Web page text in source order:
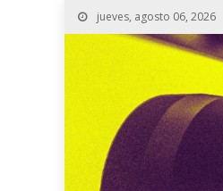
jueves, agosto 06, 2026